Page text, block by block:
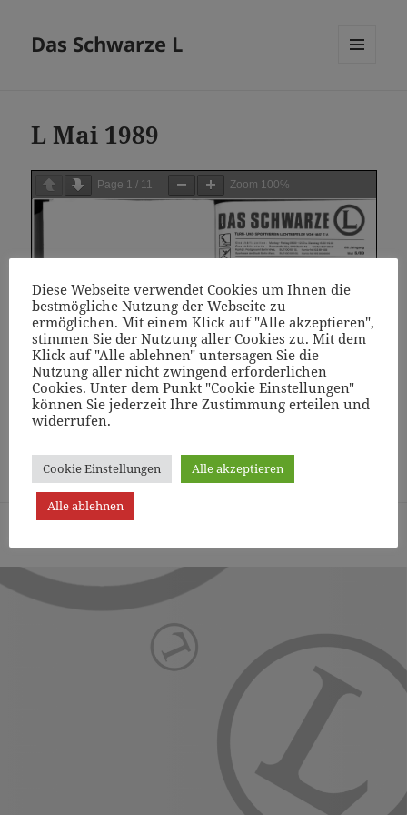
Das Schwarze L
L Mai 1989
Page 1 / 11 Zoom 100%
Page1/11 Zoom100%
Diese Webseite verwendet Cookies um Ihnen die
bestmögliche Nutzung der Webseite zu
ermöglichen. Mit einem Klick auf "Alle akzeptieren",
stimmen Sie der Nutzung aller Cookies zu. Mit dem
Klick auf "Alle ablehnen" untersagen Sie die
Nutzung aller nicht zwingend erforderlichen
Cookies. Unter dem Punkt "Cookie Einstellungen"
können Sie jederzeit Ihre Zustimmung erteilen und
widerrufen.
Cookie Einstellungen Alle akzeptieren
Alle ablehnen